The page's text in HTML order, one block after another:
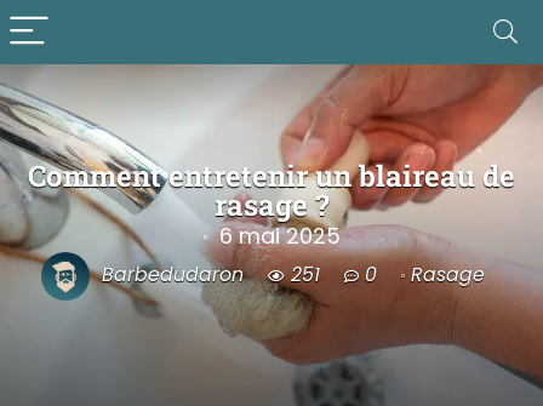
Comment entretenir un blaireau de
rasage ?
6 mai 2025
Barbedudaron 251 0 Rasage